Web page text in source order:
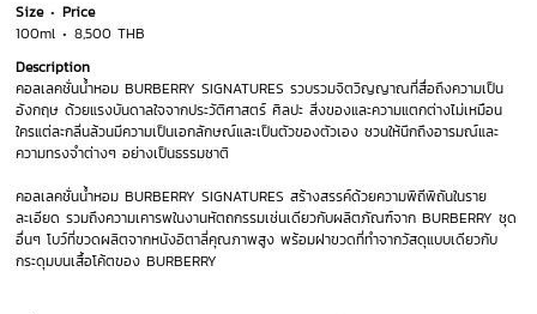
Size
Price
100ml
8,500 THB
Description
คอลเลคชั่นน้ำหอม BURBERRY SIGNATURES รวบรวมจิตวิญญาณที่สื่อถึงความเป็น
อังกฤษ ด้วยแรงบันดาลใจจากประวัติศาสตร์ ศิลปะ สิ่งของและความแตกต่างไม่เหมือน
ใครแต่ละกลิ่นล้วนมีความเป็นเอกลักษณ์และเป็นตัวของตัวเอง ชวนให้นึกถึงอารมณ์และ
ความทรงจำต่างๆ อย่างเป็นธรรมชาติ
คอลเลคชั่นน้ำหอม BURBERRY SIGNATURES สร้างสรรค์ด้วยความพิถีพิถันในราย
ละเอียด รวมถึงความเคารพในงานหัตถกรรมเช่นเดียวกับผลิตภัณฑ์จาก BURBERRY ชุด
อื่นๆ โบว์ที่ขวดผลิตจากหนังอิตาลี่คุณภาพสูง พร้อมฝาขวดที่ทำจากวัสดุแบบเดียวกับ
กระดุมบนเสื้อโค้ตของ BURBERRY